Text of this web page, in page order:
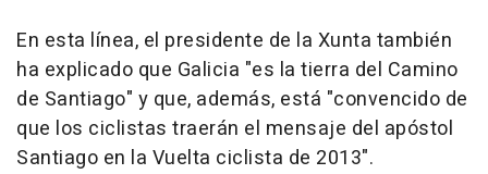
En esta línea, el presidente de la Xunta también
ha explicado que Galicia "es la tierra del Camino
de Santiago" y que, además, está "convencido de
que los ciclistas traerán el mensaje del apóstol
Santiago en la Vuelta ciclista de 2013".